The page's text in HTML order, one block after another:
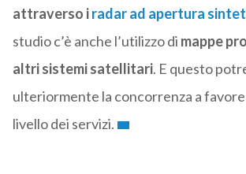
attraverso iradar ad apertura
studio c’è anche l’utilizzo di mappe
altri sistemi satellitari. E questo
ulteriormente la concorrenza a
livello dei servizi.